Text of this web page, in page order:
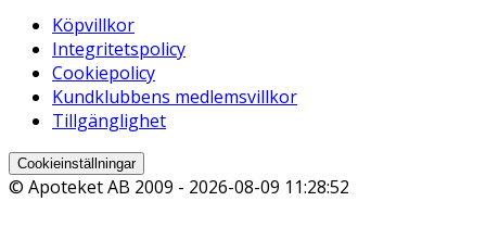
Köpvillkor
Integritetspolicy
Cookiepolicy
Kundklubbens medlemsvillkor
Tillgänglighet
Cookieinställningar
© Apoteket AB 2009 - 2026-08-09 11:28:52